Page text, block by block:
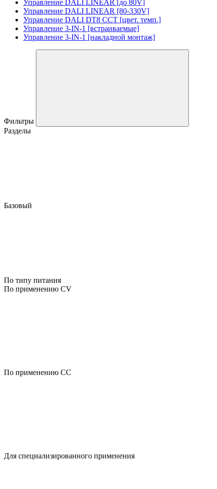
Управление DALI LINEAR [до 80V]
Управление DALI LINEAR [80-330V]
Управление DALI DT8 CCT [цвет. темп.]
Управление 3-IN-1 [встраиваемые]
Управление 3-IN-1 [накладной монтаж]
Фильтры
Разделы
Базовый
По типу питания
По применению CV
По применению CC
Для специализированного применения